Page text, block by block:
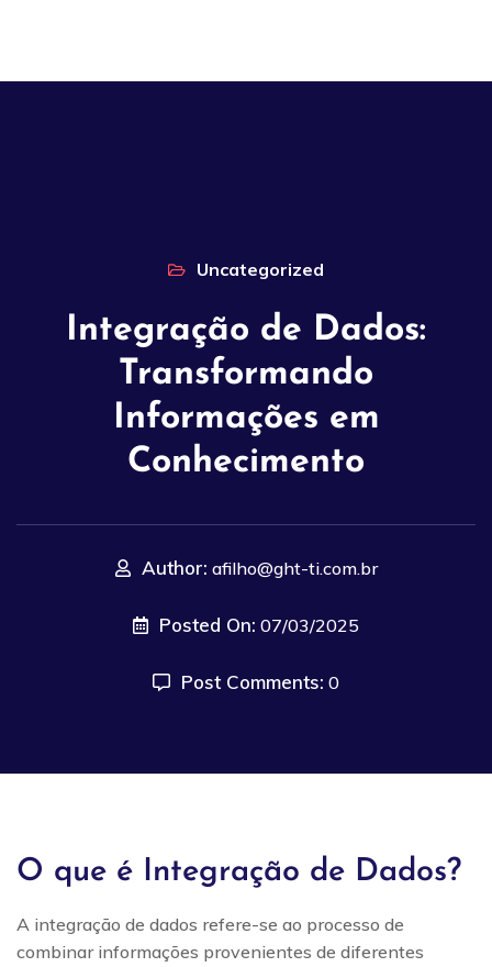
Uncategorized
Integração de Dados:
Transformando
Informações em
Conhecimento
Author: afilho@ght-ti.com.br
Posted On: 07/03/2025
Post Comments: 0
O que é Integração de Dados?
A integração de dados refere-se ao processo de
combinar informações provenientes de diferentes